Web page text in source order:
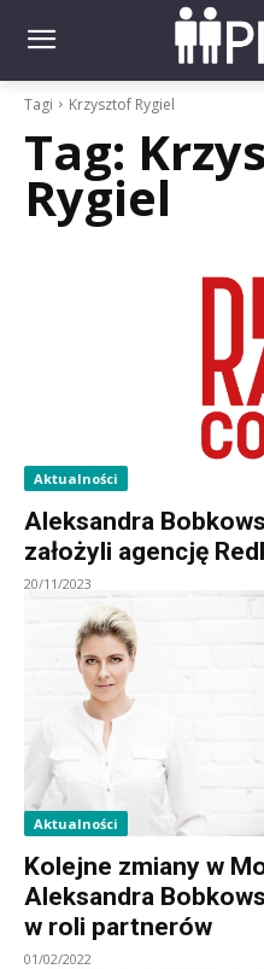
Tagi Krzysztof Rygiel
Tag:
Rygiel
Aktualności
Aleksandra
założyli agencję
20/11/2023
Aktualności
Kolejne zmiany w
Aleksandra
w roli partnerów
01/02/2022